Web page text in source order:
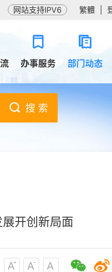
网站支持IPV6 繁體
办事服务 部门动态
搜 索
开创新局面